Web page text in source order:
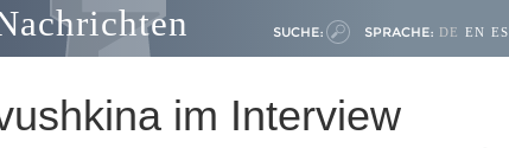
SUCHE: SPRACHE: DE EN ES
im Interview